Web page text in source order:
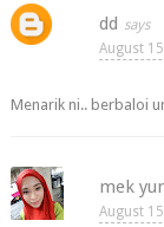
dd
August
Menarik ni.. berbaloi
mek
August